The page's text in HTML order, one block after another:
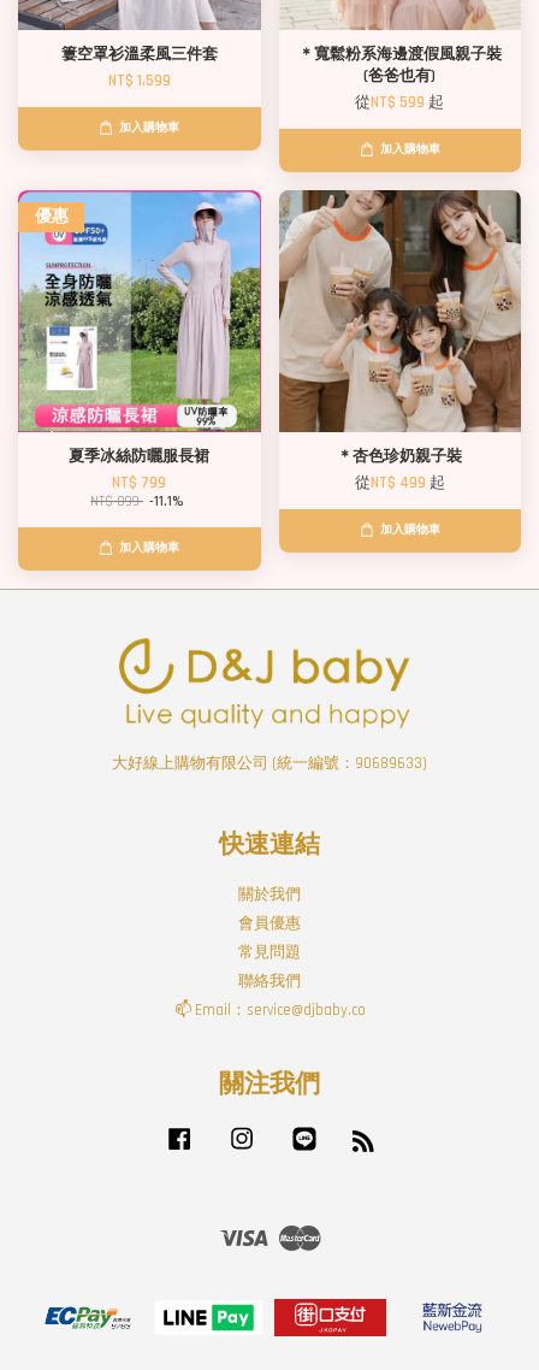
簍空罩衫溫柔風三件套
NT$ 1,599
加入購物車
＊寬鬆粉系海邊渡假風親子裝
(爸爸也有)
從NT$ 599 起
加入購物車
優惠
夏季冰絲防曬服長裙
NT$ 799
NT$ 899 -11.1%
加入購物車
＊杏色珍奶親子裝
從NT$ 499 起
加入購物車
大好線上購物有限公司 (統一編號：90689633)
快速連結
關於我們
會員優惠
常見問題
聯絡我們
📫 Email：service@djbaby.co
關注我們
Facebook Instagram
Visa Master